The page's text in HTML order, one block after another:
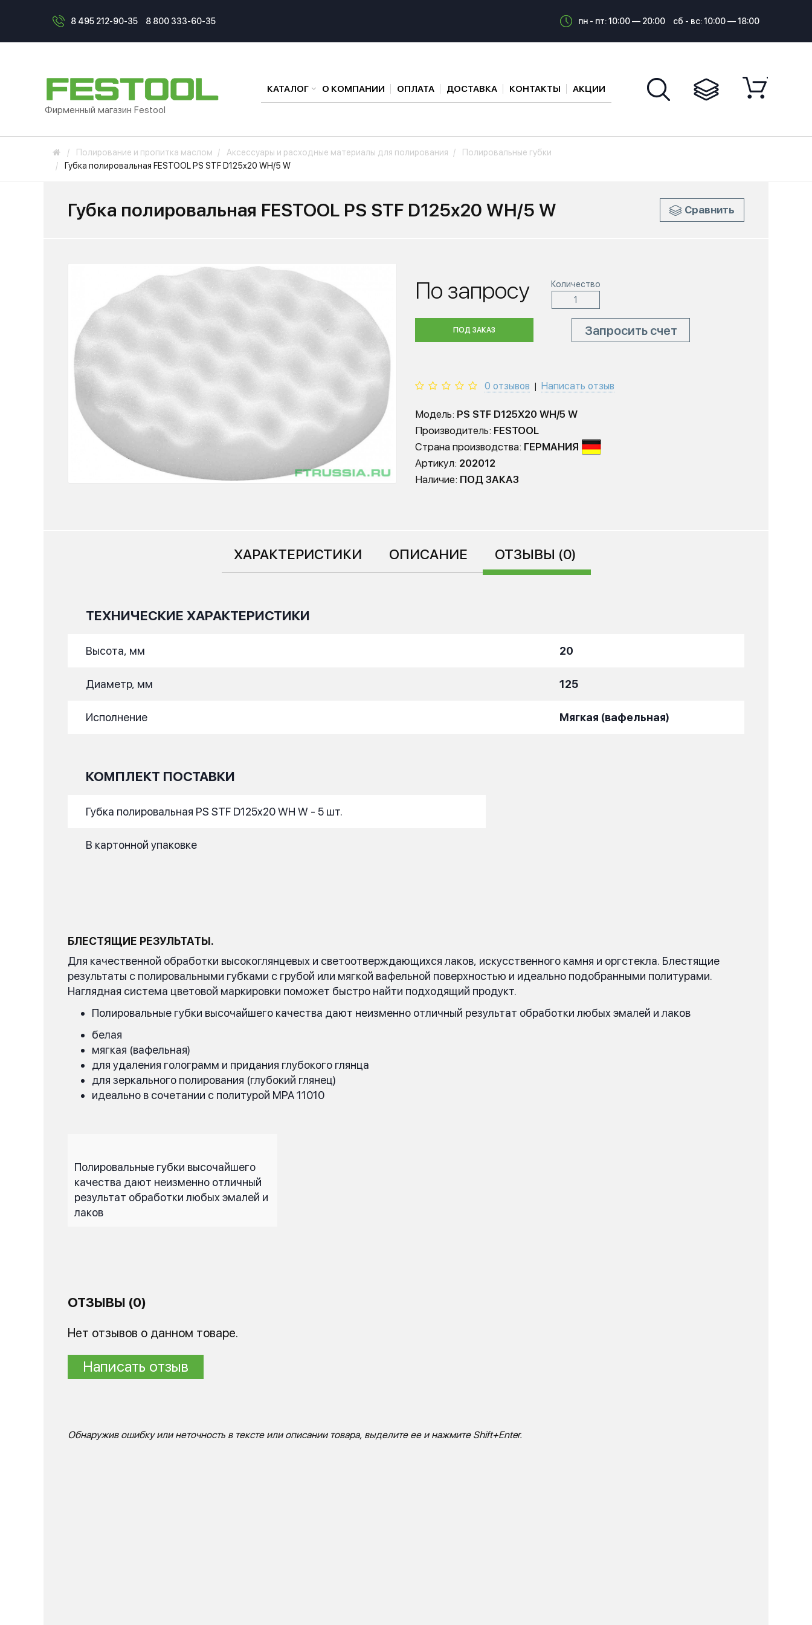
8 495 212-90-35 8 800 333-60-35 пн - пт: 10:00 — 20:00 сб - вс: 10:00 — 18:00
Фирменный магазин Festool
КАТАЛОГ О КОМПАНИИ ОПЛАТА ДОСТАВКА КОНТАКТЫ АКЦИИ
Полирование и пропитка маслом Аксессуары и расходные материалы для полирования
Полировальные губки
Губка полировальная FESTOOL PS STF D125x20 WH/5 W
Губка полировальная FESTOOL PS STF D125x20 WH/5 W Сравнить
По запросу Количество
ПОД ЗАКАЗ Запросить счет
0 отзывов Написать отзыв
Модель: PS STF D125X20 WH/5 W
Производитель: FESTOOL
Страна производства: ГЕРМАНИЯ
Артикул: 202012
Наличие: ПОД ЗАКАЗ
ХАРАКТЕРИСТИКИ ОПИСАНИЕ ОТЗЫВЫ (0)
ТЕХНИЧЕСКИЕ ХАРАКТЕРИСТИКИ
Высота, мм 20
Диаметр, мм 125
Исполнение Мягкая (вафельная)
КОМПЛЕКТ ПОСТАВКИ
Губка полировальная PS STF D125x20 WH W - 5 шт.
В картонной упаковке
БЛЕСТЯЩИЕ РЕЗУЛЬТАТЫ.
Для качественной обработки высокоглянцевых и светоотверждающихся лаков, искусственного камня и оргстекла. Блестящие
результаты с полировальными губками с грубой или мягкой вафельной поверхностью и идеально подобранными политурами.
Наглядная система цветовой маркировки поможет быстро найти подходящий продукт.
Полировальные губки высочайшего качества дают неизменно отличный результат обработки любых эмалей и лаков
белая
мягкая (вафельная)
для удаления голограмм и придания глубокого глянца
для зеркального полирования (глубокий глянец)
идеально в сочетании с политурой MPA 11010
Полировальные губки высочайшего
качества дают неизменно отличный
результат обработки любых эмалей и
лаков
ОТЗЫВЫ (0)
Нет отзывов о данном товаре.
Написать отзыв
Обнаружив ошибку или неточность в тексте или описании товара, выделите ее и нажмите Shift+Enter.